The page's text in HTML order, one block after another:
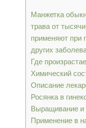
Манжетка
трава от
применяют при
других
Где
Химический
Описание
Росянка в
Выращивание и
Применение в